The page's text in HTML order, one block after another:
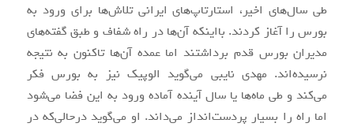
طی سال‌های اخیر، استارتاپ‌های ایرانی تلاش‌ها برای ورود به
بورس را آغاز کردند. بااینکه آن‌ها در راه شفاف و طبق گفته‌های
مدیران بورس قدم برداشتند اما عمده آن‌ها تاکنون به نتیجه
نرسیده‌اند. مهدی نایبی می‌گوید الوپیک نیز به بورس فکر
می‌کند و طی ماه‌ها یا سال آینده آماده ورود به این فضا می‌شود
اما راه را بسیار پردست‌انداز می‌داند. او می‌گوید درحالی‌که در